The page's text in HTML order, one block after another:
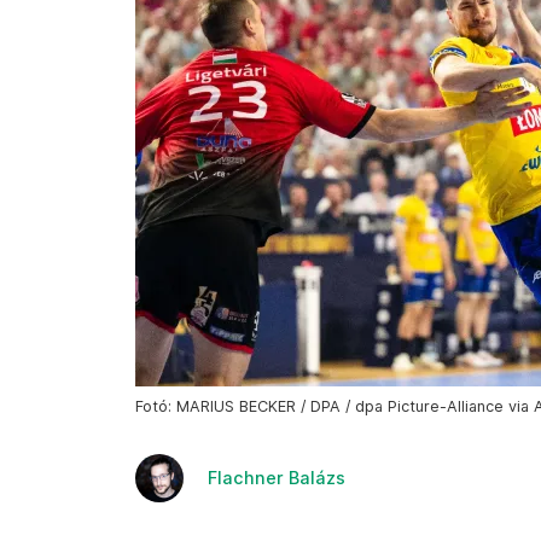
Fotó: MARIUS BECKER / DPA / dpa Picture-Alliance via
Flachner Balázs